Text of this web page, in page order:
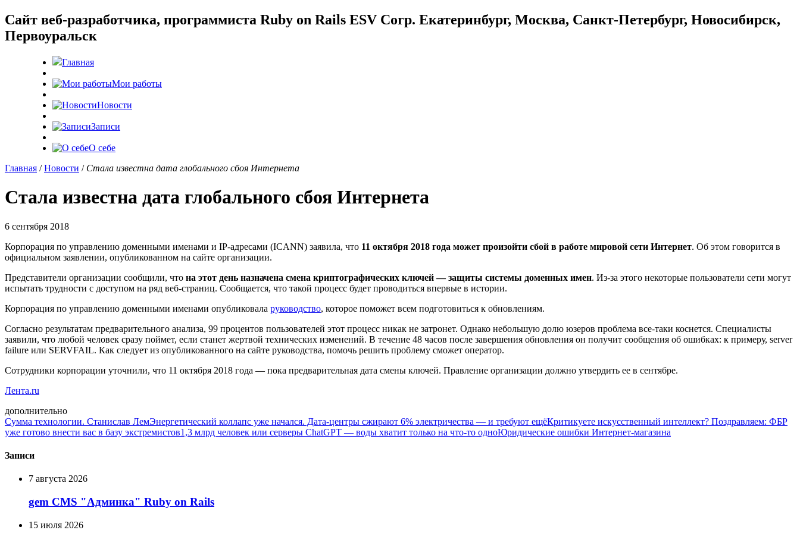
Cайт веб-разработчика, программиста Ruby on Rails ESV Corp. Екатеринбург, Москва, Санкт-Петербург, Новосибирск,
Первоуральск
Главная
Мои работы
Новости
Записи
О себе
Главная /Новости / Стала известна дата глобального сбоя Интернета
Стала известна дата глобального сбоя Интернета
6 сентября 2018
Корпорация по управлению доменными именами и IP-адресами (ICANN) заявила, что 11 октября 2018 года может произойти сбой в работе мировой сети Интернет. Об этом говорится в
официальном заявлении, опубликованном на сайте организации.
Представители организации сообщили, что на этот день назначена смена криптографических ключей — защиты системы доменных имен. Из-за этого некоторые пользователи сети могут
испытать трудности с доступом на ряд веб-страниц. Сообщается, что такой процесс будет проводиться впервые в истории.
Корпорация по управлению доменными именами опубликовала руководство, которое поможет всем подготовиться к обновлениям.
Согласно результатам предварительного анализа, 99 процентов пользователей этот процесс никак не затронет. Однако небольшую долю юзеров проблема все-таки коснется. Специалисты
заявили, что любой человек сразу поймет, если станет жертвой технических изменений. В течение 48 часов после завершения обновления он получит сообщения об ошибках: к примеру, server
failure или SERVFAIL. Как следует из опубликованного на сайте руководства, помочь решить проблему сможет оператор.
Сотрудники корпорации уточнили, что 11 октября 2018 года — пока предварительная дата смены ключей. Правление организации должно утвердить ее в сентябре.
Лента.ru
дополнительно
Сумма технологии. Станислав ЛемЭнергетический коллапс уже начался. Дата-центры сжирают 6% электричества — и требуют ещёКритикуете искусственный интеллект? Поздравляем: ФБР
уже готово внести вас в базу экстремистов1,3 млрд человек или серверы ChatGPT — воды хватит только на что-то одноЮридические ошибки Интернет-магазина
Записи
7 августа 2026
gem CMS "Админка" Ruby on Rails
15 июля 2026